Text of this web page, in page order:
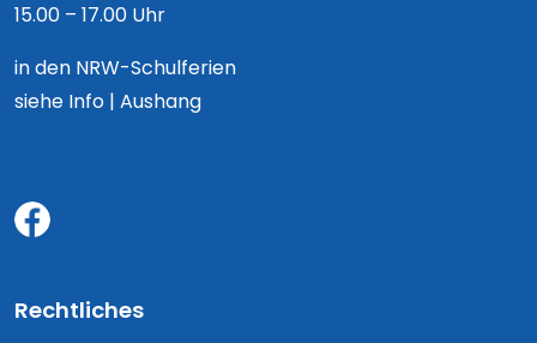
15.00 – 17.00 Uhr
in den NRW-Schulferien
siehe Info | Aushang
Rechtliches